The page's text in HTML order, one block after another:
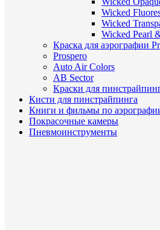
Wicked
Wicked
Wicked Pearl
Краска для аэрографии
Prospero
Auto Air Colors
AB Sector
Краски для
Кисти для пинстрайпинга
Книги и фильмы по
Покрасочные камеры
Пневмоинструменты